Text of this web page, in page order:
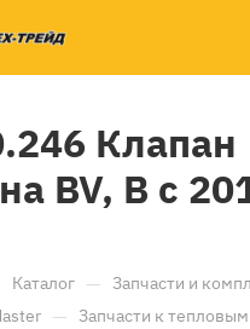
Клапан
BV, B с
Каталог — Запчасти и
— Запчасти к